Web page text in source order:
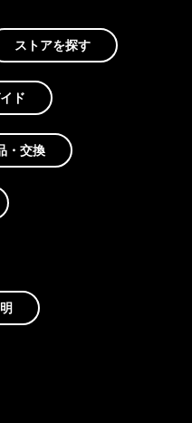
ストアを探す
ド
・交換